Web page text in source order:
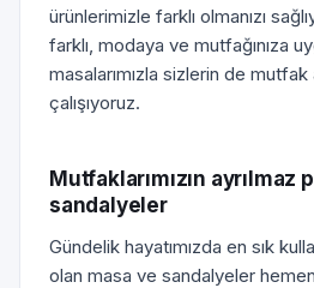
ürünlerimizle farklı olmanızı
farklı, modaya ve mutfağınıza
masalarımızla sizlerin de mutfak
çalışıyoruz.
Mutfaklarımızın ayrılmaz
sandalyeler
Gündelik hayatımızda en sık
olan masa ve sandalyeler